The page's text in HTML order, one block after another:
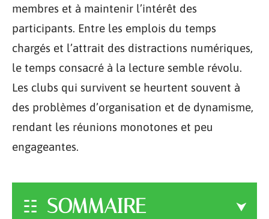
membres et à maintenir l’intérêt des
participants. Entre les emplois du temps
chargés et l’attrait des distractions numériques,
le temps consacré à la lecture semble révolu.
Les clubs qui survivent se heurtent souvent à
des problèmes d’organisation et de dynamisme,
rendant les réunions monotones et peu
engageantes.
SOMMAIRE